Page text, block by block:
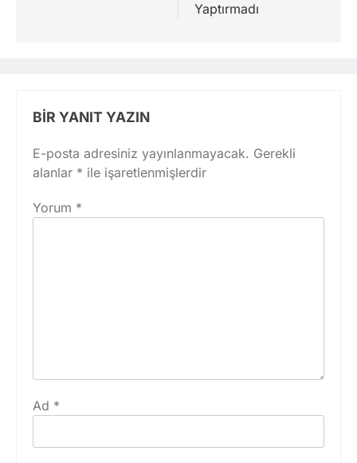
Yaptırmadı
BIR YANIT YAZIN
E-posta adresiniz yayınlanmayacak. Gerekli
alanlar * ile işaretlenmişlerdir
Yorum *
Ad *